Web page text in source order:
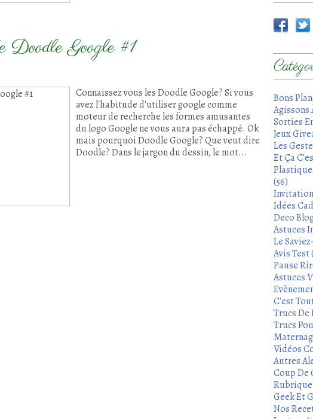
Google #1
Connaissez vous les Doodle Google? Si vous
avez l'habitude d'utiliser google comme
moteur de recherche les formes amusantes
du logo Google ne vous aura pas échappé. Ok
mais pourquoi Doodle Google? Que veut dire
Doodle? Dans le jargon du dessin, le mot...
Bons
Agissons
Sorties
Jeux
Les
Et Ça
(56)
Idées
Deco
Astuces
Le
Avis Test
Pause
Astuces
C'est
Trucs De
Trucs
Vidéos
Autres
Coup De
Rubrique
Geek Et
Nos